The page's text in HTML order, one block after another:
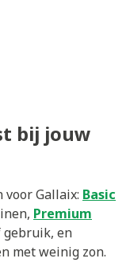
bij jouw
Gallaix: Basic
Premium
gebruik, en
met weinig zon.